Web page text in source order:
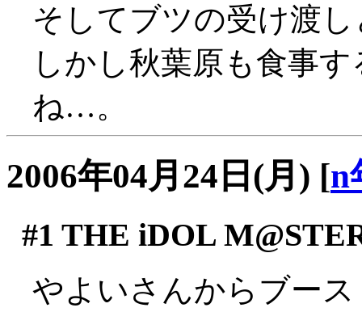
そしてブツの受け渡
しかし秋葉原も食事
ね…。
2006年04月24日(月) [n
#1 THE iDOL
やよいさんからブー